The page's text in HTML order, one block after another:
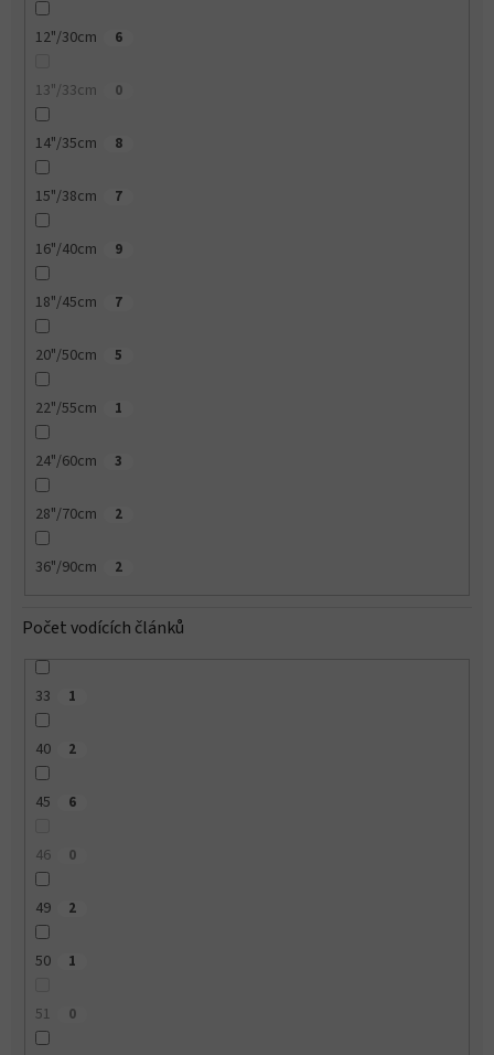
12"/30cm 6
13"/33cm 0
14"/35cm 8
15"/38cm 7
16"/40cm 9
18"/45cm 7
20"/50cm 5
22"/55cm 1
24"/60cm 3
28"/70cm 2
36"/90cm 2
Počet vodících článků
33 1
40 2
45 6
46 0
49 2
50 1
51 0